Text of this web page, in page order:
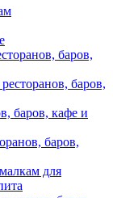
баров,
баров,
баров, кафе и
баров,
для